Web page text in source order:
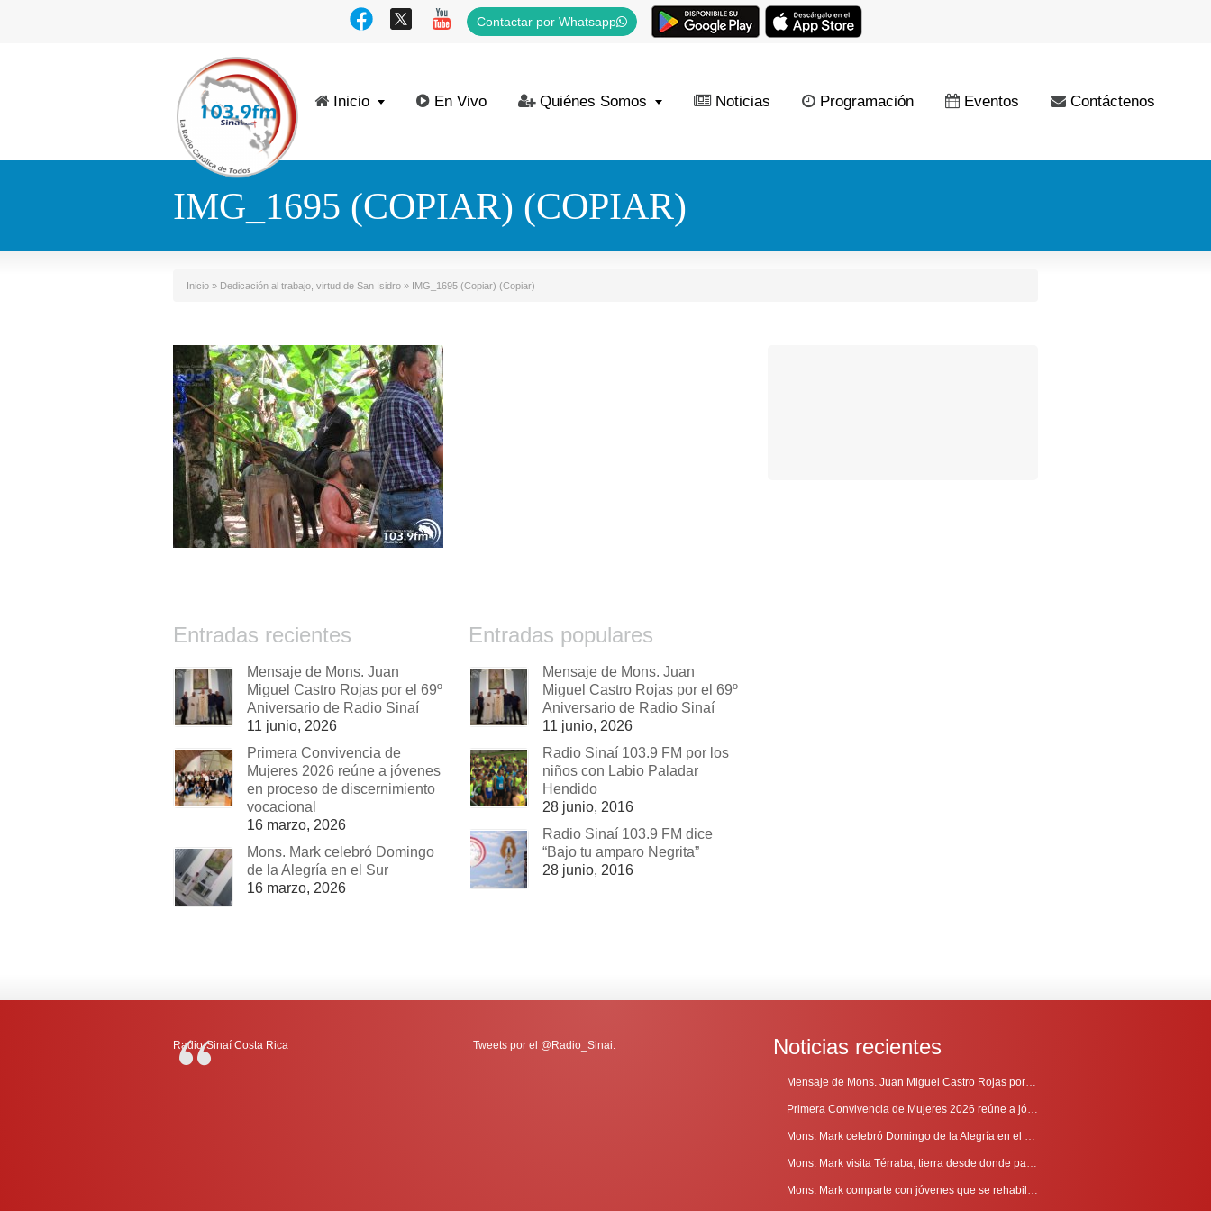
Contactar por Whatsapp
Inicio En Vivo Quiénes Somos Noticias Programación Eventos Contáctenos
IMG_1695 (COPIAR) (COPIAR)
Inicio » Dedicación al trabajo, virtud de San Isidro » IMG_1695 (Copiar) (Copiar)
Entradas recientes
Mensaje de Mons. Juan
Miguel Castro Rojas por el 69º
Aniversario de Radio Sinaí
11 junio, 2026
Primera Convivencia de
Mujeres 2026 reúne a jóvenes
en proceso de discernimiento
vocacional
16 marzo, 2026
Mons. Mark celebró Domingo
de la Alegría en el Sur
16 marzo, 2026
Entradas populares
Mensaje de Mons. Juan
Miguel Castro Rojas por el 69º
Aniversario de Radio Sinaí
11 junio, 2026
Radio Sinaí 103.9 FM por los
niños con Labio Paladar
Hendido
28 junio, 2016
Radio Sinaí 103.9 FM dice
“Bajo tu amparo Negrita”
28 junio, 2016
Radio-Sinaí Costa Rica Tweets por el @Radio_Sinai. Noticias recientes
Mensaje de Mons. Juan Miguel Castro Rojas por el 69º Aniversario de Radio Sinaí
Primera Convivencia de Mujeres 2026 reúne a jóvenes en proceso de discernimiento vocacional
Mons. Mark celebró Domingo de la Alegría en el Sur
Mons. Mark visita Térraba, tierra desde donde parte la evangelización
Mons. Mark comparte con jóvenes que se rehabilitan en Comunidad Cenáculo